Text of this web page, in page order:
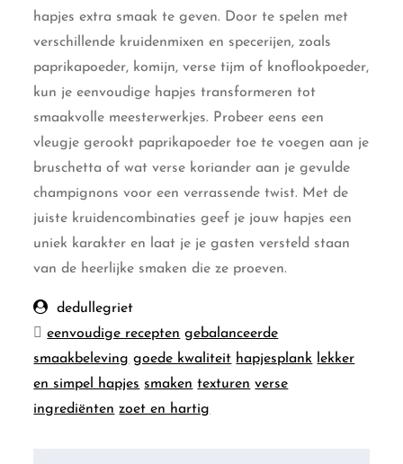
hapjes extra smaak te geven. Door te spelen met
verschillende kruidenmixen en specerijen, zoals
paprikapoeder, komijn, verse tijm of knoflookpoeder,
kun je eenvoudige hapjes transformeren tot
smaakvolle meesterwerkjes. Probeer eens een
vleugje gerookt paprikapoeder toe te voegen aan je
bruschetta of wat verse koriander aan je gevulde
champignons voor een verrassende twist. Met de
juiste kruidencombinaties geef je jouw hapjes een
uniek karakter en laat je je gasten versteld staan
van de heerlijke smaken die ze proeven.
dedullegriet
eenvoudige recepten gebalanceerde
smaakbeleving goede kwaliteit hapjesplank lekker
en simpel hapjes smaken texturen verse
ingrediënten zoet en hartig